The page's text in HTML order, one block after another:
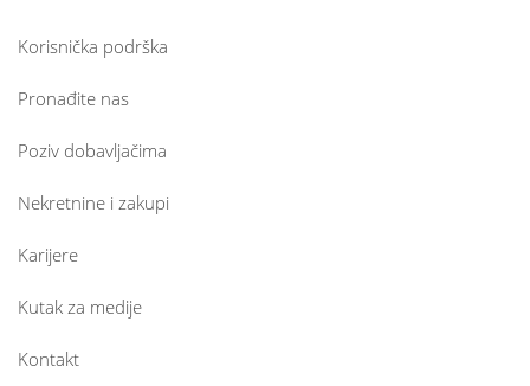
Korisnička podrška
Pronađite nas
Poziv dobavljačima
Nekretnine i zakupi
Karijere
Kutak za medije
Kontakt